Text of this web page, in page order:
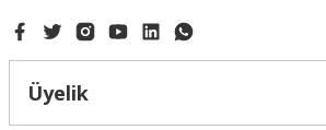
Üyelik